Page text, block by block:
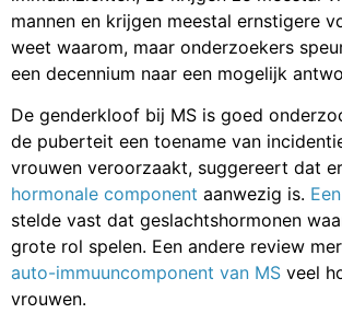
mannen en krijgen meestal ernstigere
weet waarom, maar onderzoekers
een decennium naar een mogelijk
De genderkloof bij MS is goed
de puberteit een toename van
vrouwen veroorzaakt, suggereert dat
hormonale component aanwezig is.
stelde vast dat geslachtshormonen
grote rol spelen. Een andere review
auto-immuuncomponent van MS veel
vrouwen.